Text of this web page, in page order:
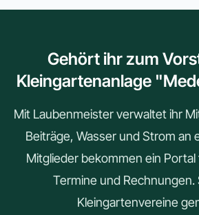
Gehört ihr zum
Kleingartenanlage
Mit Laubenmeister verwaltet ihr
Beiträge, Wasser und Strom an
Mitglieder bekommen ein
Termine und Rechnungen.
Kleingartenvereine